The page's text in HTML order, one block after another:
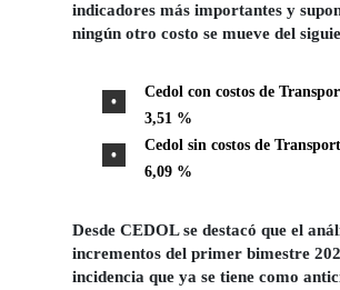
indicadores más importantes y
ningún otro costo se mueve del
Cedol con costos de
3,51 %
Cedol sin costos de
6,09 %
Desde CEDOL se destacó que el
incrementos del primer bimestre
incidencia que ya se tiene como